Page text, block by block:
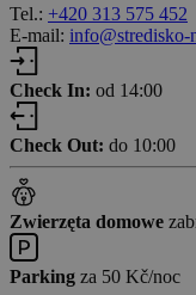
Tel.: +420 313 575 452
E-mail: info@stredisko-
Check In: od 14:00
Check Out: do 10:00
Zwierzęta domowe
Parking za 50 Kč/noc